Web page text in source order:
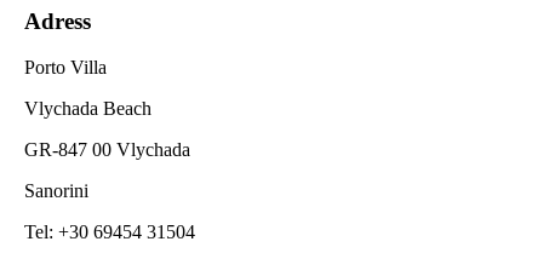
Adress
Porto Villa
Vlychada Beach
GR-847 00 Vlychada
Sanorini
Tel: +30 69454 31504